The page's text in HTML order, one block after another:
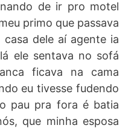
de ir pro motel
primo que passava
dele aí agente ia
ele sentava no sofá
ficava na cama
eu tivesse fudendo
pau pra fora é batia
que minha esposa